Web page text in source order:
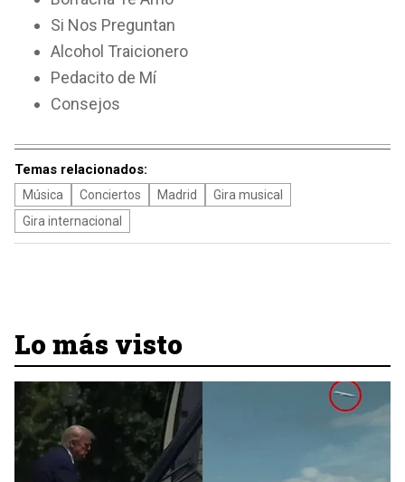
Si Nos Preguntan
Alcohol Traicionero
Pedacito de Mí
Consejos
Temas relacionados:
Música Conciertos Madrid
Gira musical
Gira internacional
Lo más visto